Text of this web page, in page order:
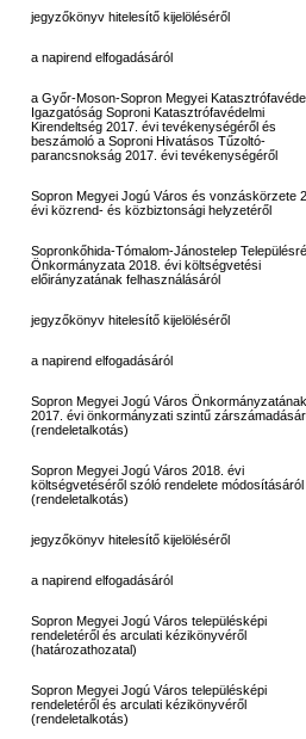
jegyzőkönyv hitelesítő kijelöléséről
a napirend elfogadásáról
a Győr-Moson-Sopron Megyei
Igazgatóság Soproni Katasztrófavédelmi
Kirendeltség 2017. évi tevékenységéről és
beszámoló a Soproni Hivatásos Tűzoltó-
parancsnokság 2017. évi tevékenységéről
Sopron Megyei Jogú Város és vonzáskörzete
évi közrend- és közbiztonsági helyzetéről
Sopronkőhida-Tómalom-Jánostelep
Önkormányzata 2018. évi költségvetési
előirányzatának felhasználásáról
jegyzőkönyv hitelesítő kijelöléséről
a napirend elfogadásáról
Sopron Megyei Jogú Város Önkormányzatának
2017. évi önkormányzati szintű
(rendeletalkotás)
Sopron Megyei Jogú Város 2018. évi
költségvetéséről szóló rendelete módosításáról
(rendeletalkotás)
jegyzőkönyv hitelesítő kijelöléséről
a napirend elfogadásáról
Sopron Megyei Jogú Város településképi
rendeletéről és arculati kézikönyvéről
(határozathozatal)
Sopron Megyei Jogú Város településképi
rendeletéről és arculati kézikönyvéről
(rendeletalkotás)